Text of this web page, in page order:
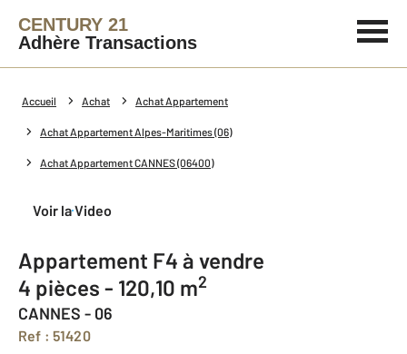
CENTURY 21
Adhère Transactions
Accueil Achat Achat Appartement
Achat Appartement Alpes-Maritimes (06)
Achat Appartement CANNES (06400)
Voir la Video
Appartement F4 à vendre
4 pièces - 120,10 m2
CANNES - 06
Ref : 51420